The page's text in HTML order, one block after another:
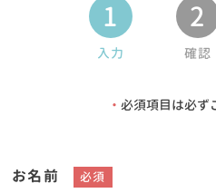
1
入力
2
確認
・ 必須項目は必ず
お名前 必須